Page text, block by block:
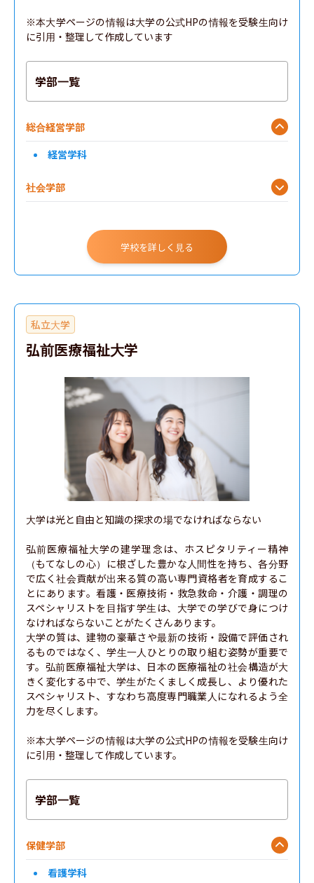
※本大学ページの情報は大学の公式HPの情報を受験生向け
に引用・整理して作成しています
学部一覧
総合経営学部
経営学科
社会学部
学校を詳しく見る
私立大学
弘前医療福祉大学
大学は光と自由と知識の探求の場でなければならない
弘前医療福祉大学の建学理念は、ホスピタリティー精神
（もてなしの心）に根ざした豊かな人間性を持ち、各分野
で広く社会貢献が出来る質の高い専門資格者を育成するこ
とにあります。看護・医療技術・救急救命・介護・調理の
スペシャリストを目指す学生は、大学での学びで身につけ
なければならないことがたくさんあります。
大学の質は、建物の豪華さや最新の技術・設備で評価され
るものではなく、学生一人ひとりの取り組む姿勢が重要で
す。弘前医療福祉大学は、日本の医療福祉の社会構造が大
きく変化する中で、学生がたくましく成長し、より優れた
スペシャリスト、すなわち高度専門職業人になれるよう全
力を尽くします。
※本大学ページの情報は大学の公式HPの情報を受験生向け
に引用・整理して作成しています。
学部一覧
保健学部
看護学科